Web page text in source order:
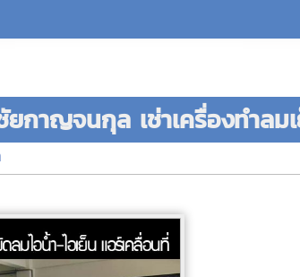
าญจนกุล เช่าเครื่องทำลม